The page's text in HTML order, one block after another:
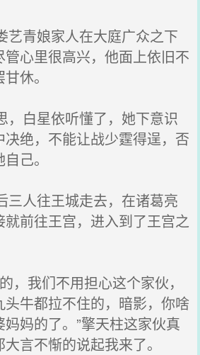
青娘家人在大庭广众之下
心里很高兴，他面上依旧不
休。
白星依听懂了，她下意识
绝，不能让战少霆得逞，否
己。
人往王城走去，在诸葛亮
前往王宫，进入到了王宫之
，我们不用担心这个家伙，
牛都拉不住的，暗影，你啥
妈的了。”擎天柱这家伙真
言不惭的说起我来了。